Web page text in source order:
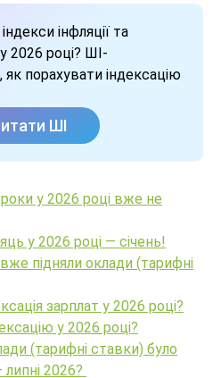
інфляції та
2026 році? ШІ-
як порахувати індексацію
ШІ
роки у 2026 році вже не
у 2026 році — січень!
підняли оклади (тарифні
зарплат у 2026 році?
у 2026 році?
(тарифні ставки) було
2026?